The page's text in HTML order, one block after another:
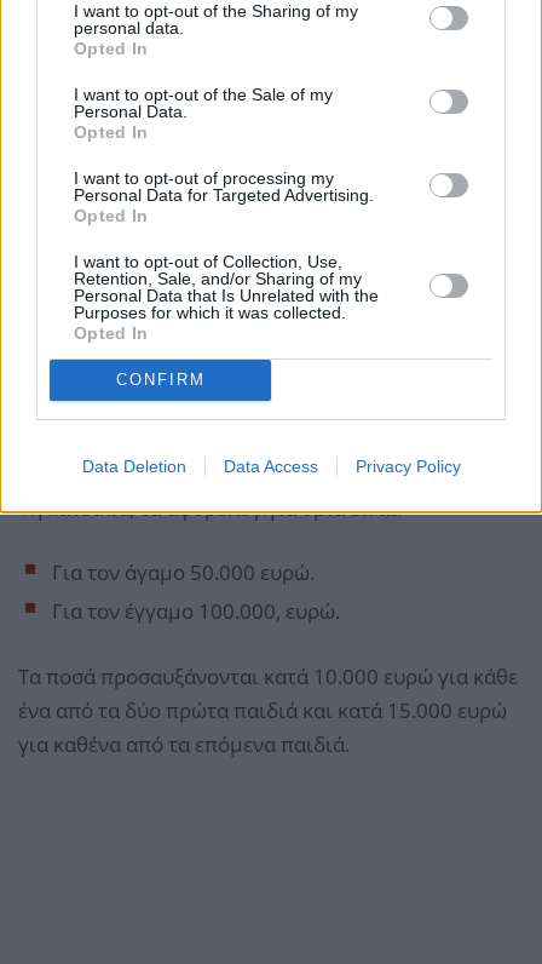
I want to opt-out of the Sharing of my
personal data.
Opted In
I want to opt-out of the Sale of my
Personal Data.
Opted In
I want to opt-out of processing my
Personal Data for Targeted Advertising.
Opted In
I want to opt-out of Collection, Use,
Retention, Sale, and/or Sharing of my
Personal Data that Is Unrelated with the
Purposes for which it was collected.
Opted In
CONFIRM
Data Deletion Data Access Privacy Policy
είναι 250.000 ευρώ, ενώ για ζευγάρι με δύο παιδιά,
το όριο της "προστασίας" είναι 300.000 ευρώ.
Αναλυτικότερα τα όρια απαλλαγής από τον ΦΜΑ
Άγαμος 200.000 ευρώ
Έγγαμος ΑΜΕΑ 275.000
Τα παραπάνω ποσά
για κάθε ένα από τα δύο πρώτα παιδιά και
κατά 30.000 ευρώ για καθένα από τα επόμενα παιδιά.
Επίσης για ταοικόπεδα, επί ων οποίων θα κτιστεί
1η κατοικία, τα αφορολόγητα όρια είναι:
Για τον άγαμο 50.000 ευρώ.
Για τον έγγαμο 100.000, ευρώ.
Τα ποσά προσαυξάνονται κατά 10.000 ευρώ για κάθε
ένα από τα δύο πρώτα παιδιά και κατά 15.000 ευρώ
για καθένα από τα επόμενα παιδιά.